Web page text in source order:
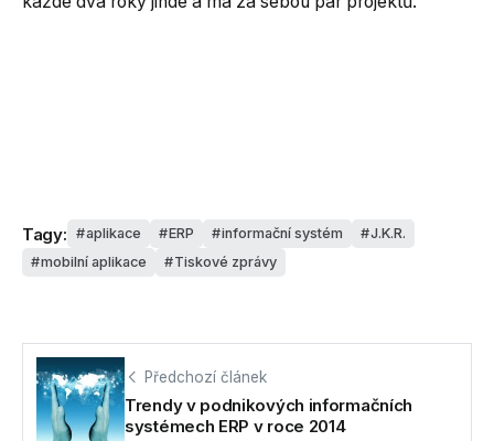
Tagy: aplikace ERP informační systém
J.K.R.
mobilní aplikace
Tiskové zprávy
Předchozí článek
Trendy v podnikových informačních
systémech ERP v roce 2014